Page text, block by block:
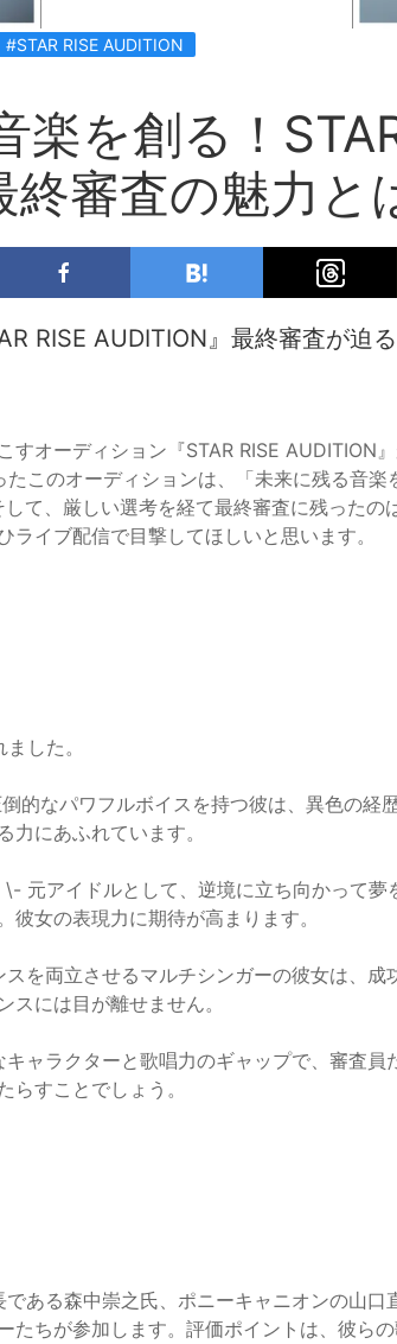
#STAR RISE AUDITION
楽を創る！
終審査の魅力と
RISE AUDITION』最終審査が迫る
すオーディション『STAR RISE AUDITION
このオーディションは、「未来に残る音楽
て、厳しい選考を経て最終審査に残ったの
ライブ配信で目撃してほしいと思います。
した。
的なパワフルボイスを持つ彼は、異色の経
力にあふれています。
\- 元アイドルとして、逆境に立ち向かって夢
女の表現力に期待が高まります。
を両立させるマルチシンガーの彼女は、成
には目が離せません。
ャラクターと歌唱力のギャップで、審査員
らすことでしょう。
ある森中崇之氏、ポニーキャニオンの山口
たちが参加します。評価ポイントは、彼ら